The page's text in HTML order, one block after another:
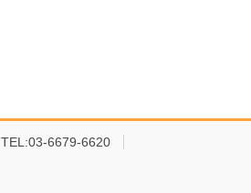
TEL:03-6679-6620